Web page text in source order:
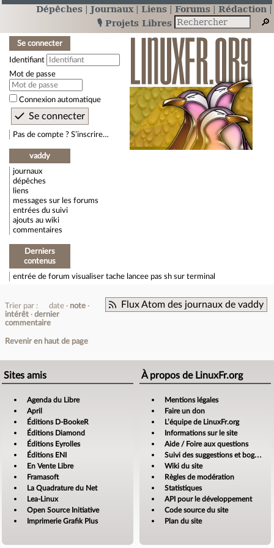
Dépêches Journaux Liens Forums
Rédaction
🎙️ Projets Libres
Se connecter
Identifiant
Mot de passe
Connexion automatique
Pas de compte ? S’inscrire…
vaddy
journaux
dépêches
liens
messages sur les forums
entrées du suivi
ajouts au wiki
commentaires
Derniers
contenus
entrée de forum visualiser tache lancee pas sh sur terminal
Flux Atom des journaux de vaddy
Trier par : date
note
intérêt
dernier
commentaire
Revenir en haut de page
Sites amis
Agenda du Libre
April
Éditions D-BookeR
Éditions Diamond
Éditions Eyrolles
Éditions ENI
En Vente Libre
Framasoft
La Quadrature du Net
Lea-Linux
Open Source Initiative
Imprimerie Grafik Plus
À propos de LinuxFr.org
Mentions légales
Faire un don
L’équipe de LinuxFr.org
Informations sur le site
Aide / Foire aux questions
Suivi des suggestions et bogues
Wiki du site
Règles de modération
Statistiques
API pour le développement
Code source du site
Plan du site